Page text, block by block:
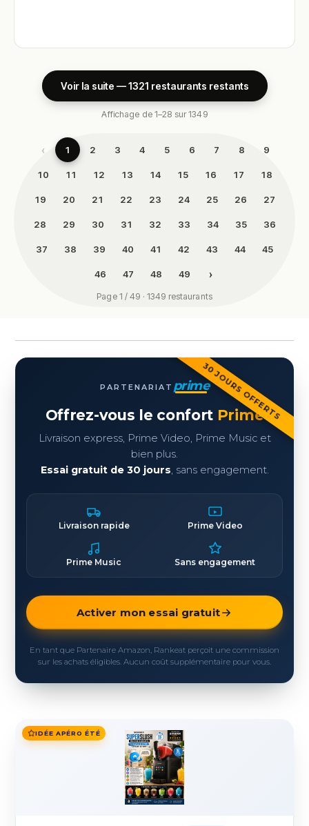
Voir la suite — 1321 restaurants restants
Affichage de 1–28 sur 1349
‹ 1 2 3 4 5 6 7 8 9
10 11 12 13 14 15 16 17 18
19 20 21 22 23 24 25 26 27
28 29 30 31 32 33 34 35 36
37 38 39 40 41 42 43 44 45
46 47 48 49 ›
Page 1 / 49 · 1349 restaurants
30 JOURS OFFERTS
PARTENARIAT prime
Offrez-vous le confort Prime
Livraison express, Prime Video, Prime Music et
bien plus.
Essai gratuit de 30 jours, sans engagement.
Livraison rapide Prime Video
Prime Music Sans engagement
Activer mon essai gratuit
En tant que Partenaire Amazon, Rankeat perçoit une commission
sur les achats éligibles. Aucun coût supplémentaire pour vous.
IDÉE APÉRO ÉTÉ